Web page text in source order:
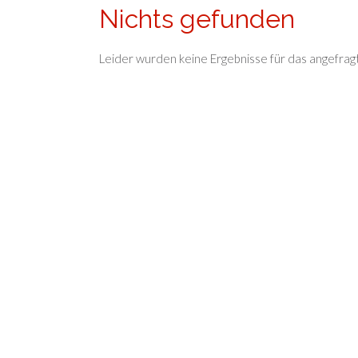
Nichts gefunden
Leider wurden keine Ergebnisse für das